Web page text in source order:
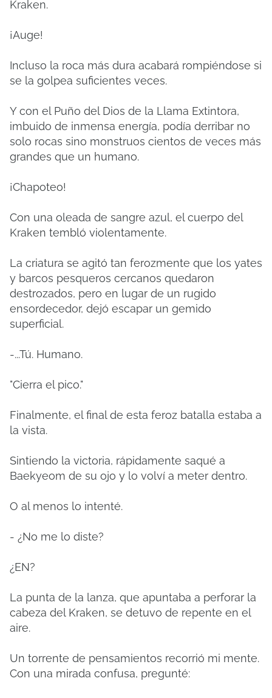
Kraken.
¡Auge!
Incluso la roca más dura acabará rompiéndose si
se la golpea suficientes veces.
Y con el Puño del Dios de la Llama Extintora,
imbuido de inmensa energía, podía derribar no
solo rocas sino monstruos cientos de veces más
grandes que un humano.
¡Chapoteo!
Con una oleada de sangre azul, el cuerpo del
Kraken tembló violentamente.
La criatura se agitó tan ferozmente que los yates
y barcos pesqueros cercanos quedaron
destrozados, pero en lugar de un rugido
ensordecedor, dejó escapar un gemido
superficial.
-...Tú. Humano.
"Cierra el pico."
Finalmente, el final de esta feroz batalla estaba a
la vista.
Sintiendo la victoria, rápidamente saqué a
Baekyeom de su ojo y lo volví a meter dentro.
O al menos lo intenté.
- ¿No me lo diste?
¿EN?
La punta de la lanza, que apuntaba a perforar la
cabeza del Kraken, se detuvo de repente en el
aire.
Un torrente de pensamientos recorrió mi mente.
Con una mirada confusa, pregunté: